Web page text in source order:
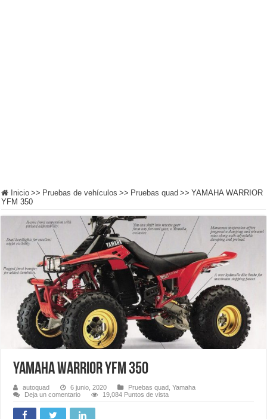
Inicio >> Pruebas de vehículos >> Pruebas quad >> YAMAHA WARRIOR
YFM 350
YAMAHA WARRIOR YFM 350
autoquad 6 junio, 2020 Pruebas quad ,Yamaha
Deja un comentario
19,084 Puntos de vista